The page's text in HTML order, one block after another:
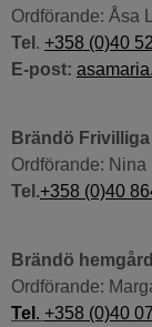
Ordförande: Åsa
Tel . +358 (0)40
E-post:
Brändö
Ordförande: Nina
Tel.+358 (0)40
Brändö
Ordförande:
Tel . +358 (0)40